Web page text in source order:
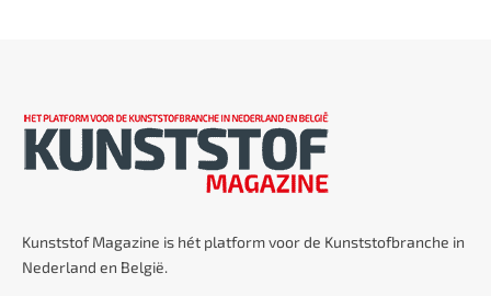
Kunststof Magazine is hét platform voor de Kunststofbranche in
Nederland en België.